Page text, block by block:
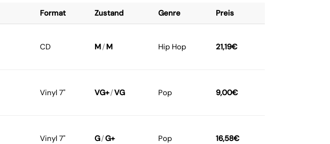
Format Zustand Genre Preis
CD M/ M Hip Hop 21,19€
Vinyl 7" VG+/VG Pop 9,00€
Vinyl 7" G/G+ Pop 16,58€